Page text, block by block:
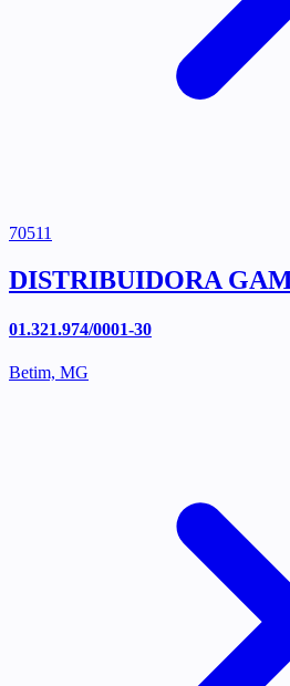
70511
DISTRIBUIDORA
01.321.974/0001-30
Betim, MG